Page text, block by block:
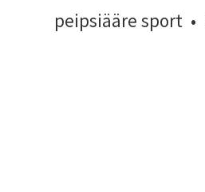
peipsiääre sport •